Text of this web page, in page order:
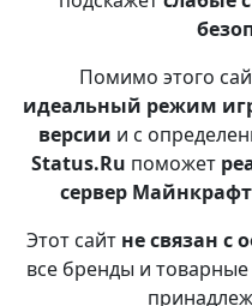
Помимо этого
идеальный режим
версии и с
Status.Ru поможет
сервер Майнкрафт
Этот сайт не связан
все бренды и